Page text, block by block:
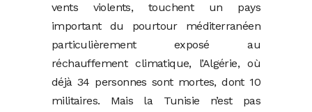
vents violents, touchent un pays
important du pourtour méditerranéen
particulièrement exposé au
réchauffement climatique, l’Algérie, où
déjà 34 personnes sont mortes, dont 10
militaires. Mais la Tunisie n’est pas